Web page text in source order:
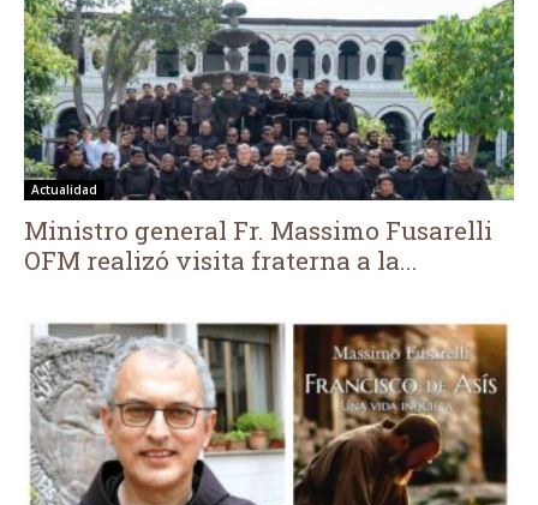
Actualidad
Ministro general Fr. Massimo Fusarelli
OFM realizó visita fraterna a la...